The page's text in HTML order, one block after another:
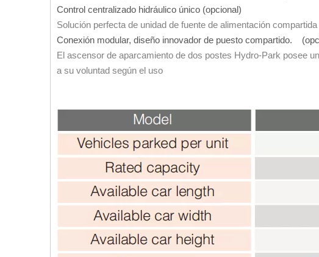
Control centralizado hidráulico único (opcional)
Solución perfecta de unidad de fuente de alimentación compartida
Conexión modular, diseño innovador de puesto compartido.
El ascensor de aparcamiento de dos postes Hydro-Park posee
a su voluntad según el uso